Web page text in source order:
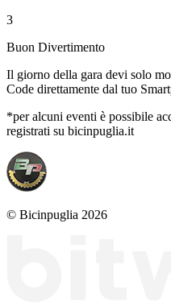
3
Buon Divertimento
Il giorno della gara devi solo
Code direttamente dal tuo
*per alcuni eventi è possibile
registrati su bicinpuglia.it
© Bicinpuglia 2026